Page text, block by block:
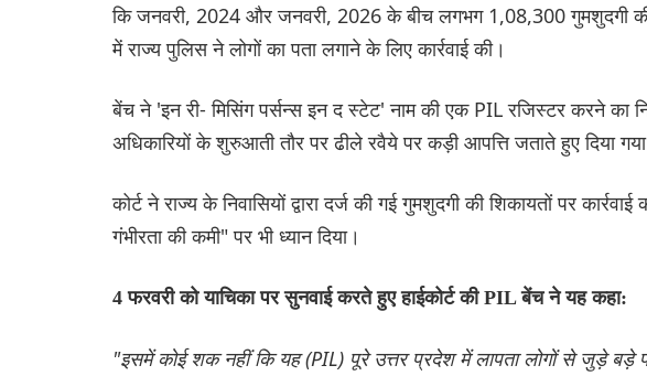
कि जनवरी, 2024 और जनवरी, 2026 के बीच लगभग 1,08,300 गुमशुदगी
में राज्य पुलिस ने लोगों का पता लगाने के लिए कार्रवाई की।
बेंच ने 'इन री- मिसिंग पर्सन्स इन द स्टेट' नाम की एक PIL रजिस्टर करने का
अधिकारियों के शुरुआती तौर पर ढीले रवैये पर कड़ी आपत्ति जताते हुए दिया
कोर्ट ने राज्य के निवासियों द्वारा दर्ज की गई गुमशुदगी की शिकायतों पर
गंभीरता की कमी" पर भी ध्यान दिया।
4 फरवरी को याचिका पर सुनवाई करते हुए हाईकोर्ट की PIL बेंच ने यह कहा:
"इसमें कोई शक नहीं कि यह (PIL) पूरे उत्तर प्रदेश में लापता लोगों से जुड़े बड़े